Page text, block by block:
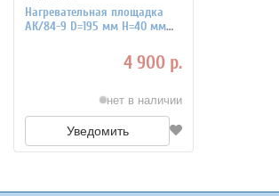
Нагревательная площадка
АК/84-9 D=195 мм H=40 мм
4 900 р.
нет в наличии
Уведомить